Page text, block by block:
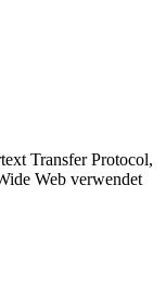
Transfer Protocol,
Web verwendet